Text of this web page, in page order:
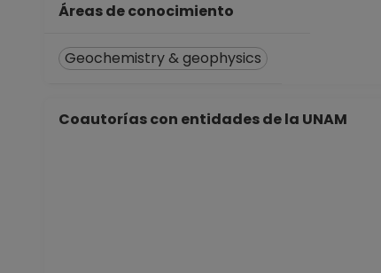
Áreas de conocimiento
Geochemistry & geophysics
Coautorías con entidades de la UNAM